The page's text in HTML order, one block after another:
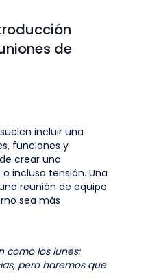
de
incluir una
funciones y
crear una
incluso tensión. Una
reunión de equipo
sea más
como los lunes:
pero haremos que